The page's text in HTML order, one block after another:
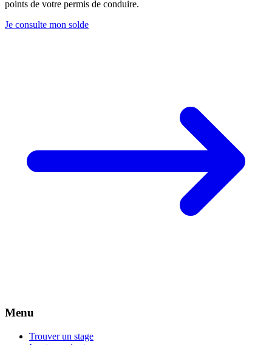
points de votre permis de conduire.
Je consulte mon solde
Menu
Trouver un stage